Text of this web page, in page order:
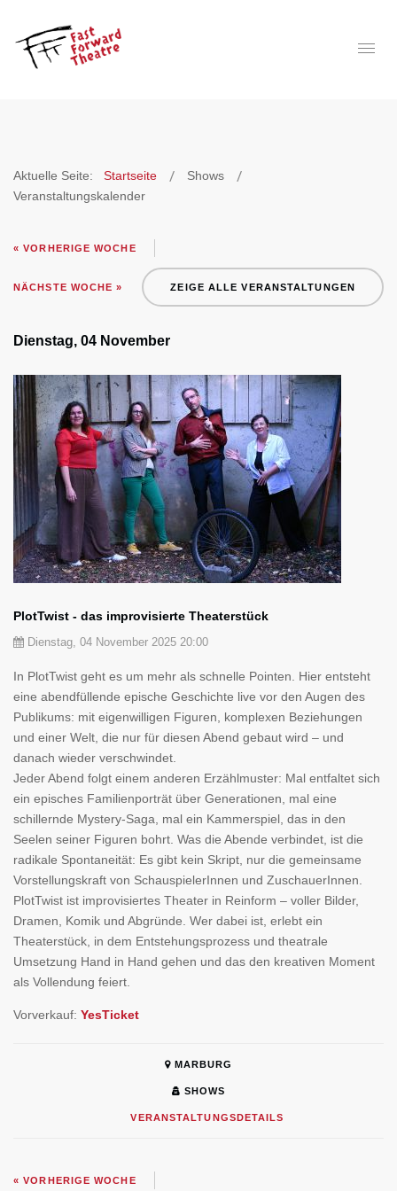
Aktuelle Seite: Startseite
Shows
Veranstaltungskalender
« VORHERIGE WOCHE
ZEIGE ALLE VERANSTALTUNGEN
NÄCHSTE WOCHE »
Dienstag, 04 November
PlotTwist - das improvisierte Theaterstück
Dienstag, 04 November 2025 20:00
In PlotTwist geht es um mehr als schnelle Pointen. Hier entsteht
eine abendfüllende epische Geschichte live vor den Augen des
Publikums: mit eigenwilligen Figuren, komplexen Beziehungen
und einer Welt, die nur für diesen Abend gebaut wird – und
danach wieder verschwindet.
Jeder Abend folgt einem anderen Erzählmuster: Mal entfaltet sich
ein episches Familienporträt über Generationen, mal eine
schillernde Mystery-Saga, mal ein Kammerspiel, das in den
Seelen seiner Figuren bohrt. Was die Abende verbindet, ist die
radikale Spontaneität: Es gibt kein Skript, nur die gemeinsame
Vorstellungskraft von SchauspielerInnen und ZuschauerInnen.
PlotTwist ist improvisiertes Theater in Reinform – voller Bilder,
Dramen, Komik und Abgründe. Wer dabei ist, erlebt ein
Theaterstück, in dem Entstehungsprozess und theatrale
Umsetzung Hand in Hand gehen und das den kreativen Moment
als Vollendung feiert.
Vorverkauf: YesTicket
MARBURG
SHOWS
VERANSTALTUNGSDETAILS
« VORHERIGE WOCHE